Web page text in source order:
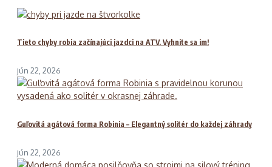
Tieto chyby robia začínajúci jazdci na ATV. Vyhnite sa im!
jún 22, 2026
Guľovitá agátová forma Robinia – Elegantný solitér do každej záhrady
jún 22, 2026